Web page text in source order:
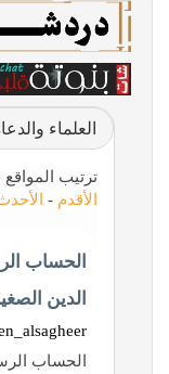
العلماء
ترتيب
الأقدم -
الحساب
الدين
الحساب